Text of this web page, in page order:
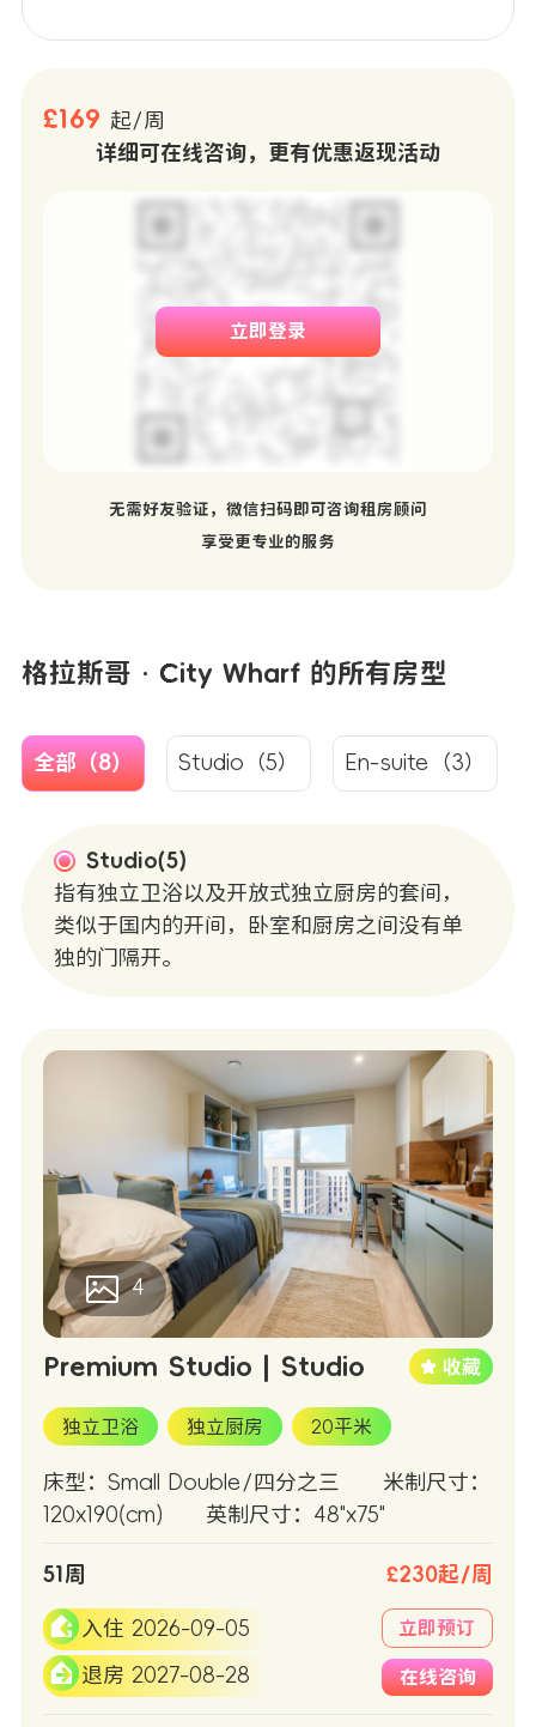
£169 起/周
详细可在线咨询，更有优惠返现活动
立即登录
无需好友验证，微信扫码即可咨询租房顾问
享受更专业的服务
格拉斯哥 · City Wharf 的所有房型
全部（8） Studio（5） En-suite（3）
Studio(5)
指有独立卫浴以及开放式独立厨房的套间，
类似于国内的开间，卧室和厨房之间没有单
独的门隔开。
4
Premium Studio | Studio
独立卫浴 独立厨房 20平米
床型：Small Double/四分之三
米制尺寸：
120x190(cm)
英制尺寸：48"x75"
51周 £230起/周
入住 2026-09-05
退房 2027-08-28
立即预订
在线咨询